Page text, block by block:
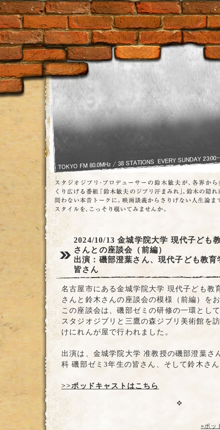
2024/10/13金城学院大学 現代子ども
さんとの座談会（前編）
出演：磯部澄葉さん、現代子ども教
皆さん
名古屋市にある金城学院大学 現代子ども教
さんと鈴木さんの座談会の模様（前編）を
この座談会は、磯部ゼミの研修の一環とし
スタジオジブリと三鷹の森ジブリ美術館を
けにれんが屋で行われました。
出演は、金城学院大学 准教授の磯部澄葉さ
科 磯部ゼミ3年生の皆さん、そして鈴木さ
>>ポッドキャストはこちら
»ポッ